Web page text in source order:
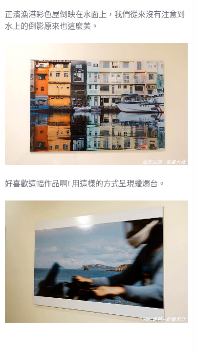
正濱漁港彩色屋倒映在水面上，我們從來沒有注意到
水上的倒影原來也這麼美。
好喜歡這幅作品啊! 用這樣的方式呈現蠟燭台。